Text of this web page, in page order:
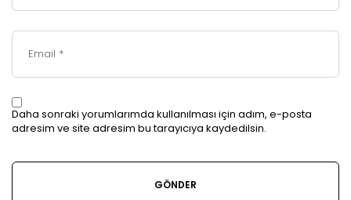
Daha sonraki yorumlarımda kullanılması için adım, e-posta
adresim ve site adresim bu tarayıcıya kaydedilsin.